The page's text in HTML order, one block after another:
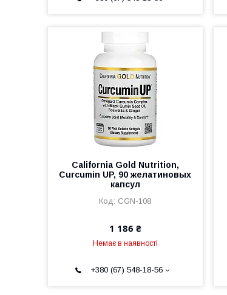
California Gold Nutrition,
Curcumin UP, 90 желатиновых
капсул
CGN-108
1 186 ₴
Немає в наявності
+380 (67) 548-18-56